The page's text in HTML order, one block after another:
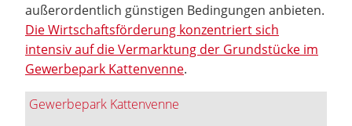
außerordentlich günstigen Bedingungen anbieten.
Die Wirtschaftsförderung konzentriert sich
intensiv auf die Vermarktung der Grundstücke im
Gewerbepark Kattenvenne.
Gewerbepark Kattenvenne